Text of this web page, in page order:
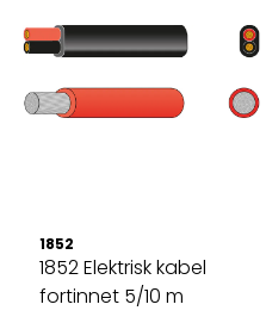
1852
1852 Elektrisk kabel
fortinnet 5/10 m